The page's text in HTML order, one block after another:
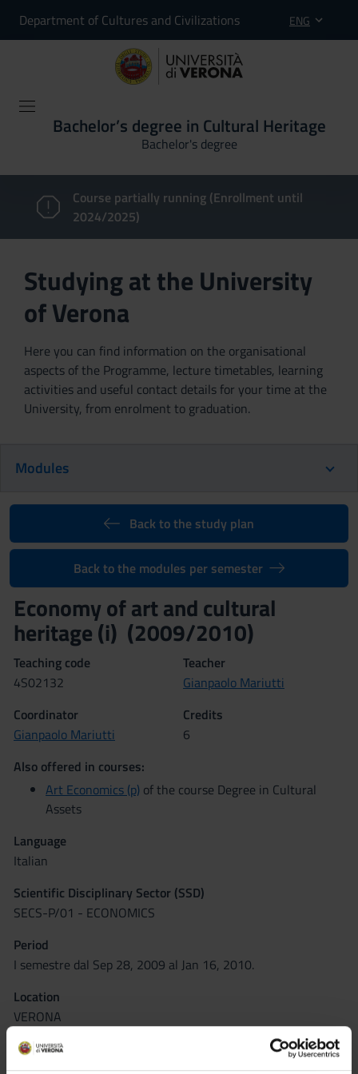
Department of Cultures and Civilizations ENG
Bachelor’s degree in Cultural Heritage
Bachelor's degree
Course partially running (Enrollment until
2024/2025)
Studying at the University
of Verona
Here you can find information on the organisational
aspects of the Programme, lecture timetables, learning
activities and useful contact details for your time at the
University, from enrolment to graduation.
Modules
Back to the study plan
Back to the modules per semester
Economy of art and cultural
heritage (i) (2009/2010)
Teaching code
4S02132
Teacher
Gianpaolo Mariutti
Coordinator
Gianpaolo Mariutti
Credits
6
Also offered in courses:
Art Economics (p) of the course Degree in Cultural
Assets
Language
Italian
Scientific Disciplinary Sector (SSD)
SECS-P/01 - ECONOMICS
Period
I semestre dal Sep 28, 2009 al Jan 16, 2010.
Location
VERONA
Seminars